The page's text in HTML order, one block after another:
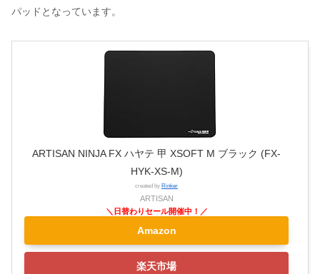
パッドとなっています。
ARTISAN NINJA FX ハヤテ 甲 XSOFT M ブラック (FX-
HYK-XS-M)
created by Rinker
ARTISAN
Amazon
楽天市場